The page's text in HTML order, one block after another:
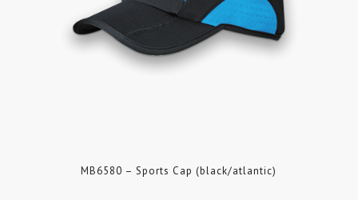
MB6580 – Sports Cap (black/atlantic)